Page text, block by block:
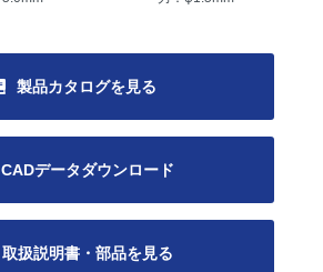
製品カタログを見る
CADデータダウンロード
取扱説明書・部品を見る